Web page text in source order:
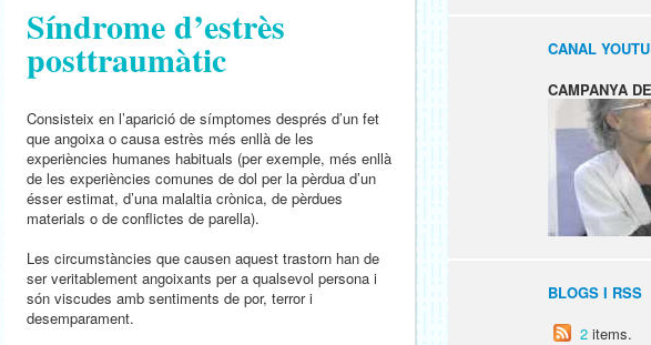
Síndrome d’estrès
posttraumàtic
Consisteix en l’aparició de símptomes després d’un fet
que angoixa o causa estrès més enllà de les
experiències humanes habituals (per exemple, més enllà
de les experiències comunes de dol per la pèrdua d’un
ésser estimat, d’una malaltia crònica, de pèrdues
materials o de conflictes de parella).
Les circumstàncies que causen aquest trastorn han de
ser veritablement angoixants per a qualsevol persona i
són viscudes amb sentiments de por, terror i
desemparament.
CANAL
CAMPANYA
BLOGS I RSS
2 items.